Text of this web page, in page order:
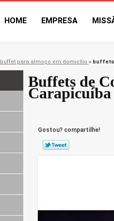
HOME EMPRESA
buffet para almoço em domicílio » buffets
Buffets de
Carapicuíba
Gostou? compartilhe!